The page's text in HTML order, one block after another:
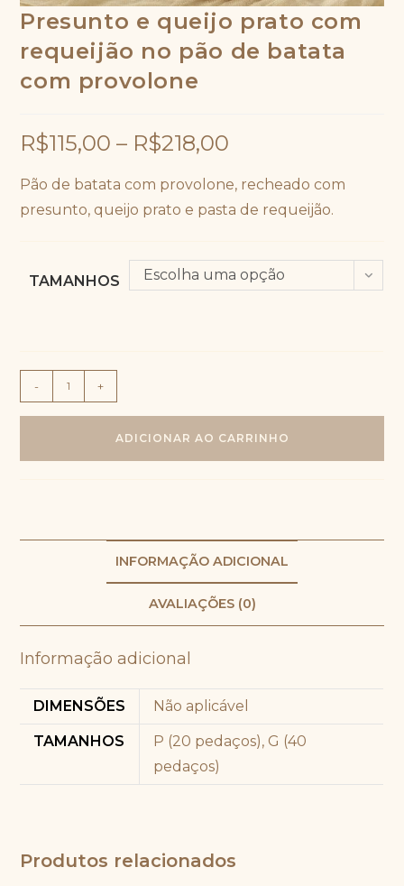
Presunto e queijo prato com
requeijão no pão de batata
com provolone
R$115,00 – R$218,00
Pão de batata com provolone, recheado com
presunto, queijo prato e pasta de requeijão.
TAMANHOS Escolha uma opção
Presunto
e
pão
provolone
quantidade
- +
ADICIONAR AO CARRINHO
INFORMAÇÃO ADICIONAL
AVALIAÇÕES (0)
Informação adicional
DIMENSÕES Não aplicável
TAMANHOS
P (20 pedaços), G (40
pedaços)
Produtos relacionados